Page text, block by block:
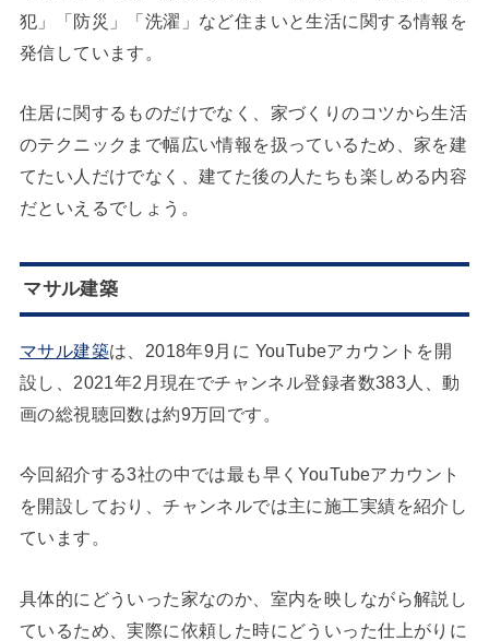
犯」「防災」「洗濯」など住まいと生活に関する情報を
発信しています。
住居に関するものだけでなく、家づくりのコツから生活
のテクニックまで幅広い情報を扱っているため、家を建
てたい人だけでなく、建てた後の人たちも楽しめる内容
だといえるでしょう。
マサル建築
マサル建築は、2018年9月に YouTubeアカウントを開
設し、2021年2月現在でチャンネル登録者数383人、動
画の総視聴回数は約9万回です。
今回紹介する3社の中では最も早くYouTubeアカウント
を開設しており、チャンネルでは主に施工実績を紹介し
ています。
具体的にどういった家なのか、室内を映しながら解説し
ているため、実際に依頼した時にどういった仕上がりに